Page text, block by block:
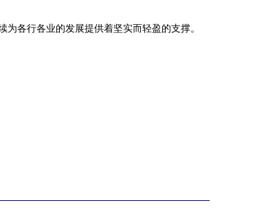
各行各业的发展提供着坚实而轻盈的支撑。